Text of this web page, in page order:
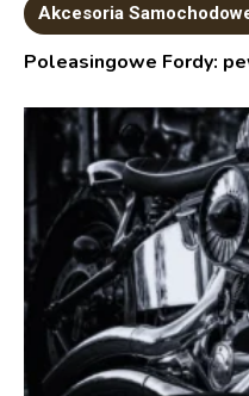
Akcesoria
Poleasingowe Fordy: